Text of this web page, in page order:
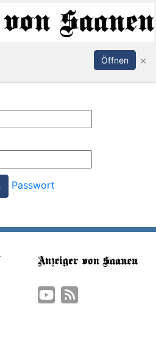
Anmelden
Passwort
Öffnen ×